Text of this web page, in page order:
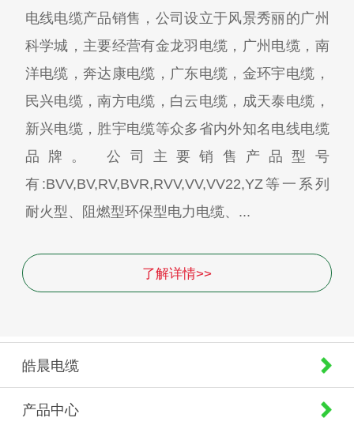
电线电缆产品销售，公司设立于风景秀丽的广州
科学城，主要经营有金龙羽电缆，广州电缆，南
洋电缆，奔达康电缆，广东电缆，金环宇电缆，
民兴电缆，南方电缆，白云电缆，成天泰电缆，
新兴电缆，胜宇电缆等众多省内外知名电线电缆
品牌。 公司主要销售产品型号
有:BVV,BV,RV,BVR,RVV,VV,VV22,YZ等一系列
耐火型、阻燃型环保型电力电缆、...
了解详情>>
皓晨电缆
产品中心